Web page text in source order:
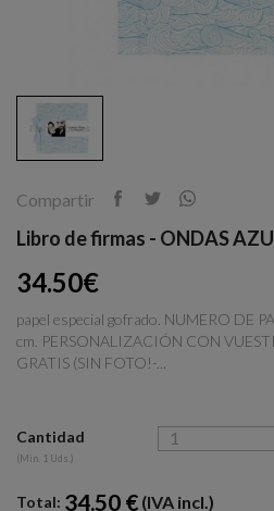
Compartir
Libro de firmas - ONDAS
34.50€
papel especial gofrado. NUMERO DE
cm. PERSONALIZACIÓN CON
GRATIS (SIN FOTO!-...
Cantidad
(Min. 1 Uds.)
Total: 34.50 € (IVA incl.)